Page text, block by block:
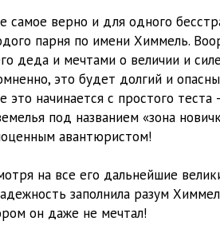
3 Часть 3
4 Часть 1
4 Часть 3
5 Часть 1
5 Часть 2
самое верно и для одного
парня по имени Химмель.
деда и мечтами о величии и
это будет долгий и
это начинается с простого
под названием «зона
авантюристом!
на все его дальнейшие
заполнила разум
он даже не мечтал!